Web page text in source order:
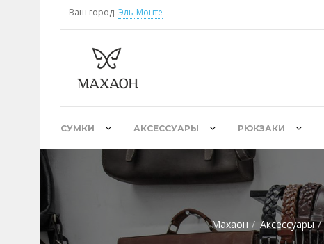
Ваш город: Эль-Монте
СУМКИ АКСЕССУАРЫ РЮКЗАКИ
Махаон Аксессуары